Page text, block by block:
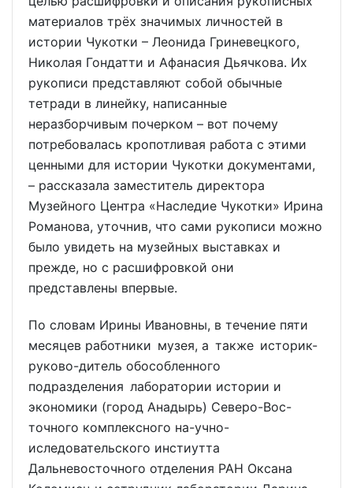
материалов трёх значимых личностей в
истории Чукотки – Леонида Гриневецкого,
Николая Гондатти и Афанасия Дьячкова. Их
рукописи представляют собой обычные
тетради в линейку, написанные
неразборчивым почерком – вот почему
потребовалась кропотливая работа с этими
ценными для истории Чукотки документами,
– рассказала заместитель директора
Музейного Центра «Наследие Чукотки» Ирина
Романова, уточнив, что сами рукописи можно
было увидеть на музейных выставках и
прежде, но с расшифровкой они
представлены впервые.
По словам Ирины Ивановны, в течение пяти
месяцев работники музея, а также историк-
руково-дитель обособленного
подразделения лаборатории истории и
экономики (город Анадырь) Северо-Вос-
точного комплексного на-учно-
иследовательского инстиутта
Дальневосточного отделения РАН Оксана